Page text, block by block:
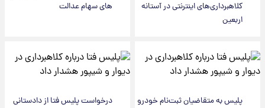
کلاهبرداری‌های اینترنتی در آستانه
اربعین
های سهام عدالت
پلیس به متقاضیان ثبت‌نام خودرو
درخواست پلیس فتا از دادستانی